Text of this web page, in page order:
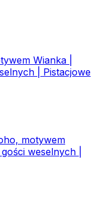
Wianka |
| Pistacjowe
motywem
weselnych |